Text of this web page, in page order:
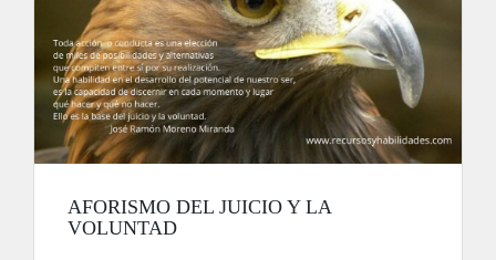
AFORISMO DEL JUICIO Y LA
VOLUNTAD